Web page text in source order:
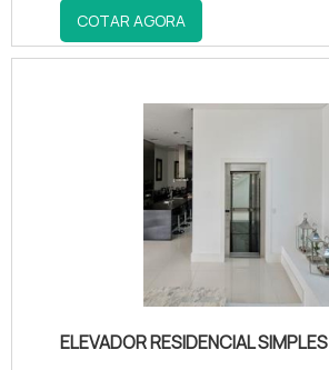
COTAR AGORA
ELEVADOR RESIDENCIAL SIMPLES